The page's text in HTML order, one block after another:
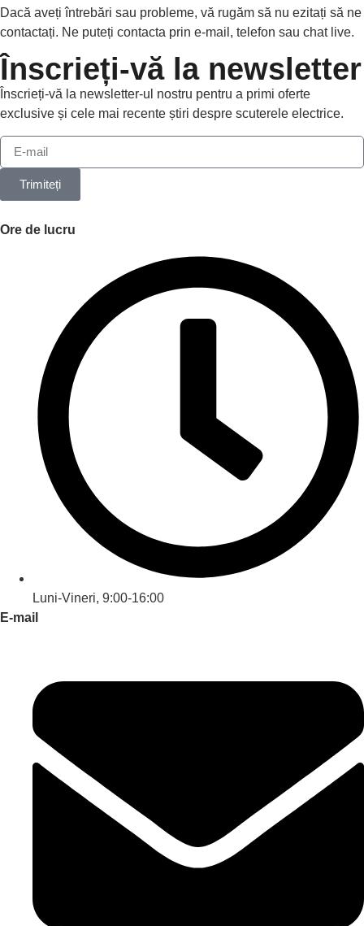
Dacă aveți întrebări sau probleme, vă rugăm să nu ezitați să ne
contactați. Ne puteți contacta prin e-mail, telefon sau chat live.
Înscrieți-vă la newsletter
Înscrieți-vă la newsletter-ul nostru pentru a primi oferte
exclusive și cele mai recente știri despre scuterele electrice.
Trimiteți
Ore de lucru
Luni-Vineri, 9:00-16:00
E-mail